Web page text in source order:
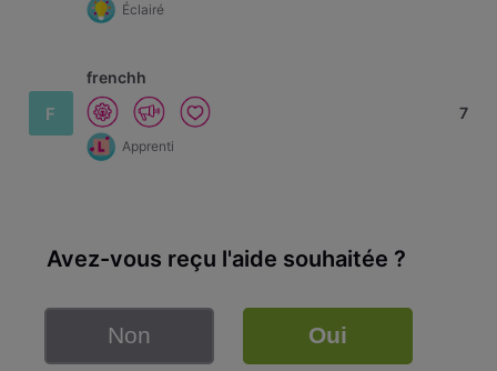
Éclairé
F
frenchh
Apprenti
7
Avez-vous reçu l'aide souhaitée ?
Non Oui